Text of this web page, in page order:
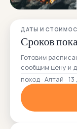
ДАТЫ И
Сроков
Готовим
сообщим цену и
поход · Алтай ·